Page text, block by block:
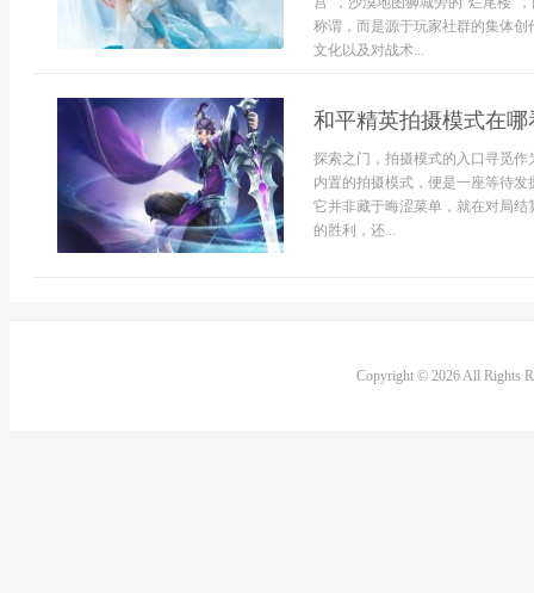
称谓，而是源于玩家社群的集体
文化以及对战术...
和平精英拍摄模式在
探索之门，拍摄模式的入口寻觅
内置的拍摄模式，便是一座等待
它并非藏于晦涩菜单，就在对局
的胜利，还...
Copyright © 2026 All Rights